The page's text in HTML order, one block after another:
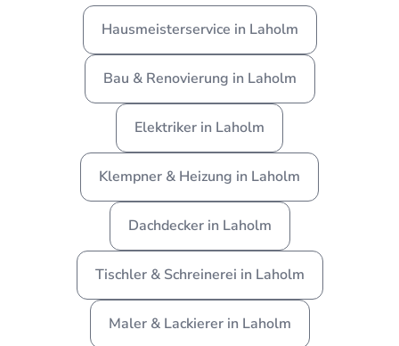
Hausmeisterservice in Laholm
Bau & Renovierung in Laholm
Elektriker in Laholm
Klempner & Heizung in Laholm
Dachdecker in Laholm
Tischler & Schreinerei in Laholm
Maler & Lackierer in Laholm